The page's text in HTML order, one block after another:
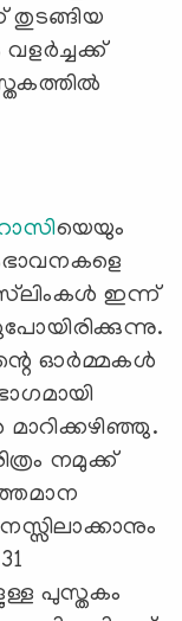
യെയും
ഇന്ന്
ഓർമ്മകൾ
നമുക്ക്
പുസ്തകം